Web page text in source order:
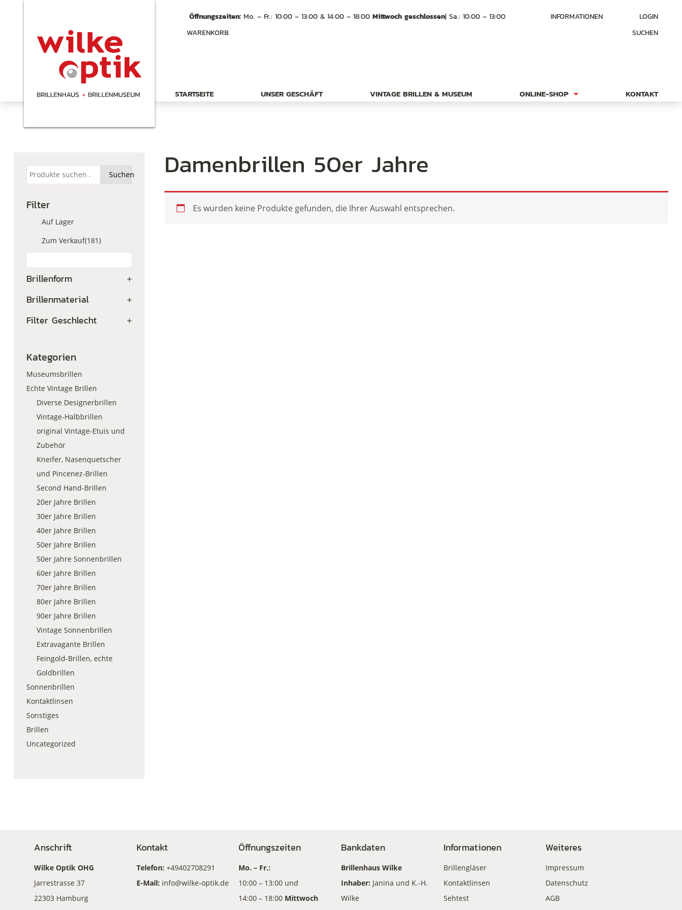
Öffnungszeiten:Mo. – Fr.: 10:00 – 13:00 & 14:00 – 18:00 Mittwoch geschlossen| Sa.: 10:00 – 13:00 INFORMATIONEN
LOGIN
WARENKORB
SUCHEN
STARTSEITE UNSER GESCHÄFT VINTAGE BRILLEN & MUSEUM ONLINE-SHOP KONTAKT
Damenbrillen 50er Jahre
Es wurden keine Produkte gefunden, die Ihrer Auswahl entsprechen.
Suchen
nach:
Suchen
Filter
Auf Lager
Zum Verkauf(181)
Brillenform +
Brillenmaterial +
Filter Geschlecht +
Kategorien
Museumsbrillen
Echte Vintage Brillen
Diverse Designerbrillen
Vintage-Halbbrillen
original Vintage-Etuis und
Zubehör
Kneifer, Nasenquetscher
und Pincenez-Brillen
Second Hand-Brillen
20er Jahre Brillen
30er Jahre Brillen
40er Jahre Brillen
50er Jahre Brillen
50er Jahre Sonnenbrillen
60er Jahre Brillen
70er Jahre Brillen
80er Jahre Brillen
90er Jahre Brillen
Vintage Sonnenbrillen
Extravagante Brillen
Feingold-Brillen, echte
Goldbrillen
Sonnenbrillen
Kontaktlinsen
Sonstiges
Brillen
Uncategorized
Anschrift
Wilke Optik OHG
Jarrestrasse 37
22303 Hamburg
Kontakt
Telefon: +49402708291
E-Mail: info@wilke-optik.de
Öffnungszeiten
Mo. – Fr.:
10:00 – 13:00 und
14:00 – 18:00 Mittwoch
Bankdaten
Brillenhaus Wilke
Inhaber: Janina und K.-H.
Wilke
Informationen
Brillengläser
Kontaktlinsen
Sehtest
Weiteres
Impressum
Datenschutz
AGB